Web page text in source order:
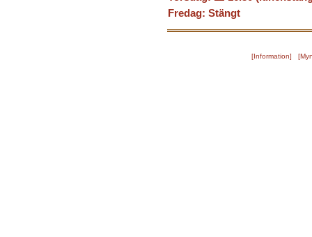
Fredag: Stängt
[Information] [